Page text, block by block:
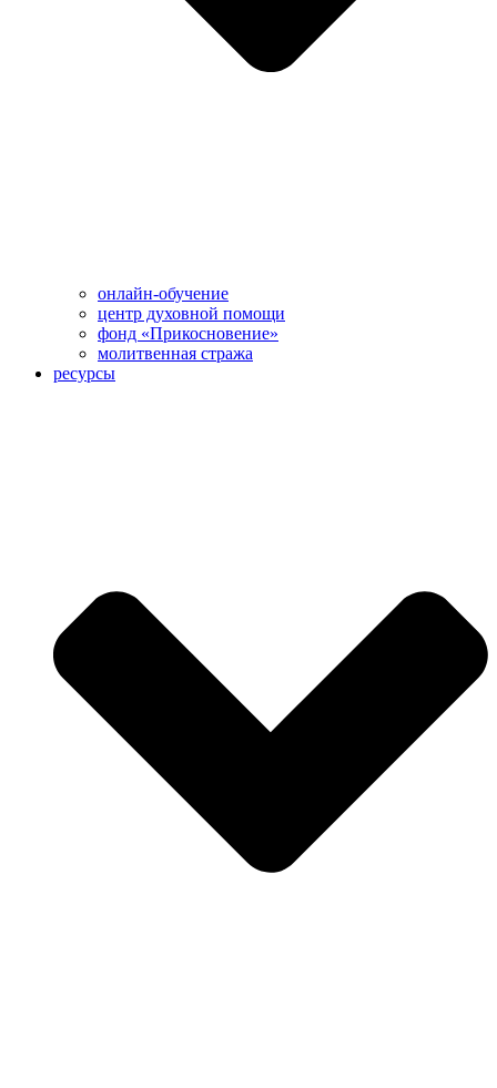
онлайн-обучение
центр духовной помощи
фонд «Прикосновение»
молитвенная стража
ресурсы